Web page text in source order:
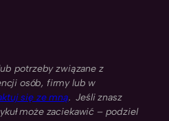
potrzeby związane z
osób, firmy lub w
się ze mną. Jeśli znasz
może zaciekawić – podziel